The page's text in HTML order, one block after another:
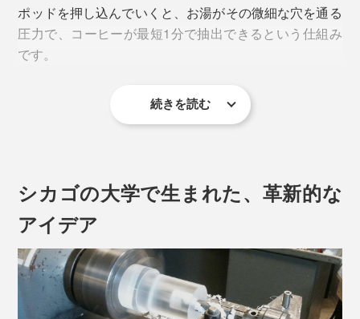
コーヒーの香気成分を含んだオイル分はきれいに溶け出
すから、スッキリの中に深み（ボディ感）も感じられ、
鼻から抜ける香りがとても豊か。
ポッドを押し込んでいくと、お湯がその微細な穴を通る
圧力で、コーヒーが最短1分で抽出できるという仕組み
です。
続きを読む
シカゴの大学で生まれた、革新的な
アイデア